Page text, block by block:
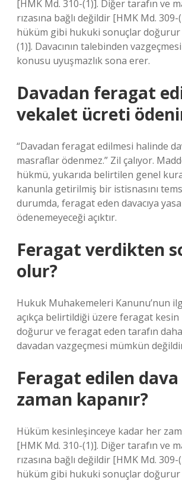
[HMK Md. 310-(1)]. Diğer tarafın ve
rızasına bağlı değildir [HMK Md. 309-
hüküm gibi hukuki sonuçlar doğurur
(1)]. Davacının talebinden
konusu uyuşmazlık sona erer.
Davadan feragat
vekalet ücreti
“Davadan feragat edilmesi halinde
masraflar ödenmez.” Zil çalıyor.
hükmü, yukarıda belirtilen genel
kanunla getirilmiş bir istisnasını
durumda, feragat eden davacıya
ödenemeyeceği açıktır.
Feragat verdikten
olur?
Hukuk Muhakemeleri Kanunu’nun
açıkça belirtildiği üzere feragat
doğurur ve feragat eden tarafın
davadan vazgeçmesi mümkün
Feragat edilen
zaman kapanır?
Hüküm kesinleşinceye kadar her
[HMK Md. 310-(1)]. Diğer tarafın ve
rızasına bağlı değildir [HMK Md. 309-
hüküm gibi hukuki sonuçlar doğurur